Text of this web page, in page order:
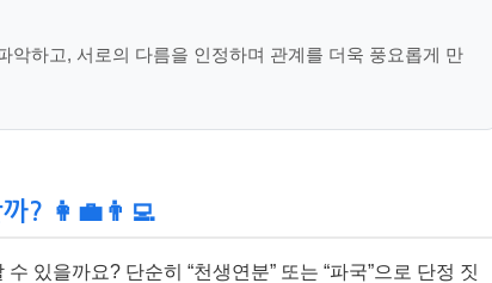
악하고, 서로의 다름을 인정하며 관계를 더욱 풍요롭게 만
? 👩‍💼👨‍💻
있을까요? 단순히 “천생연분” 또는 “파국”으로 단정 짓